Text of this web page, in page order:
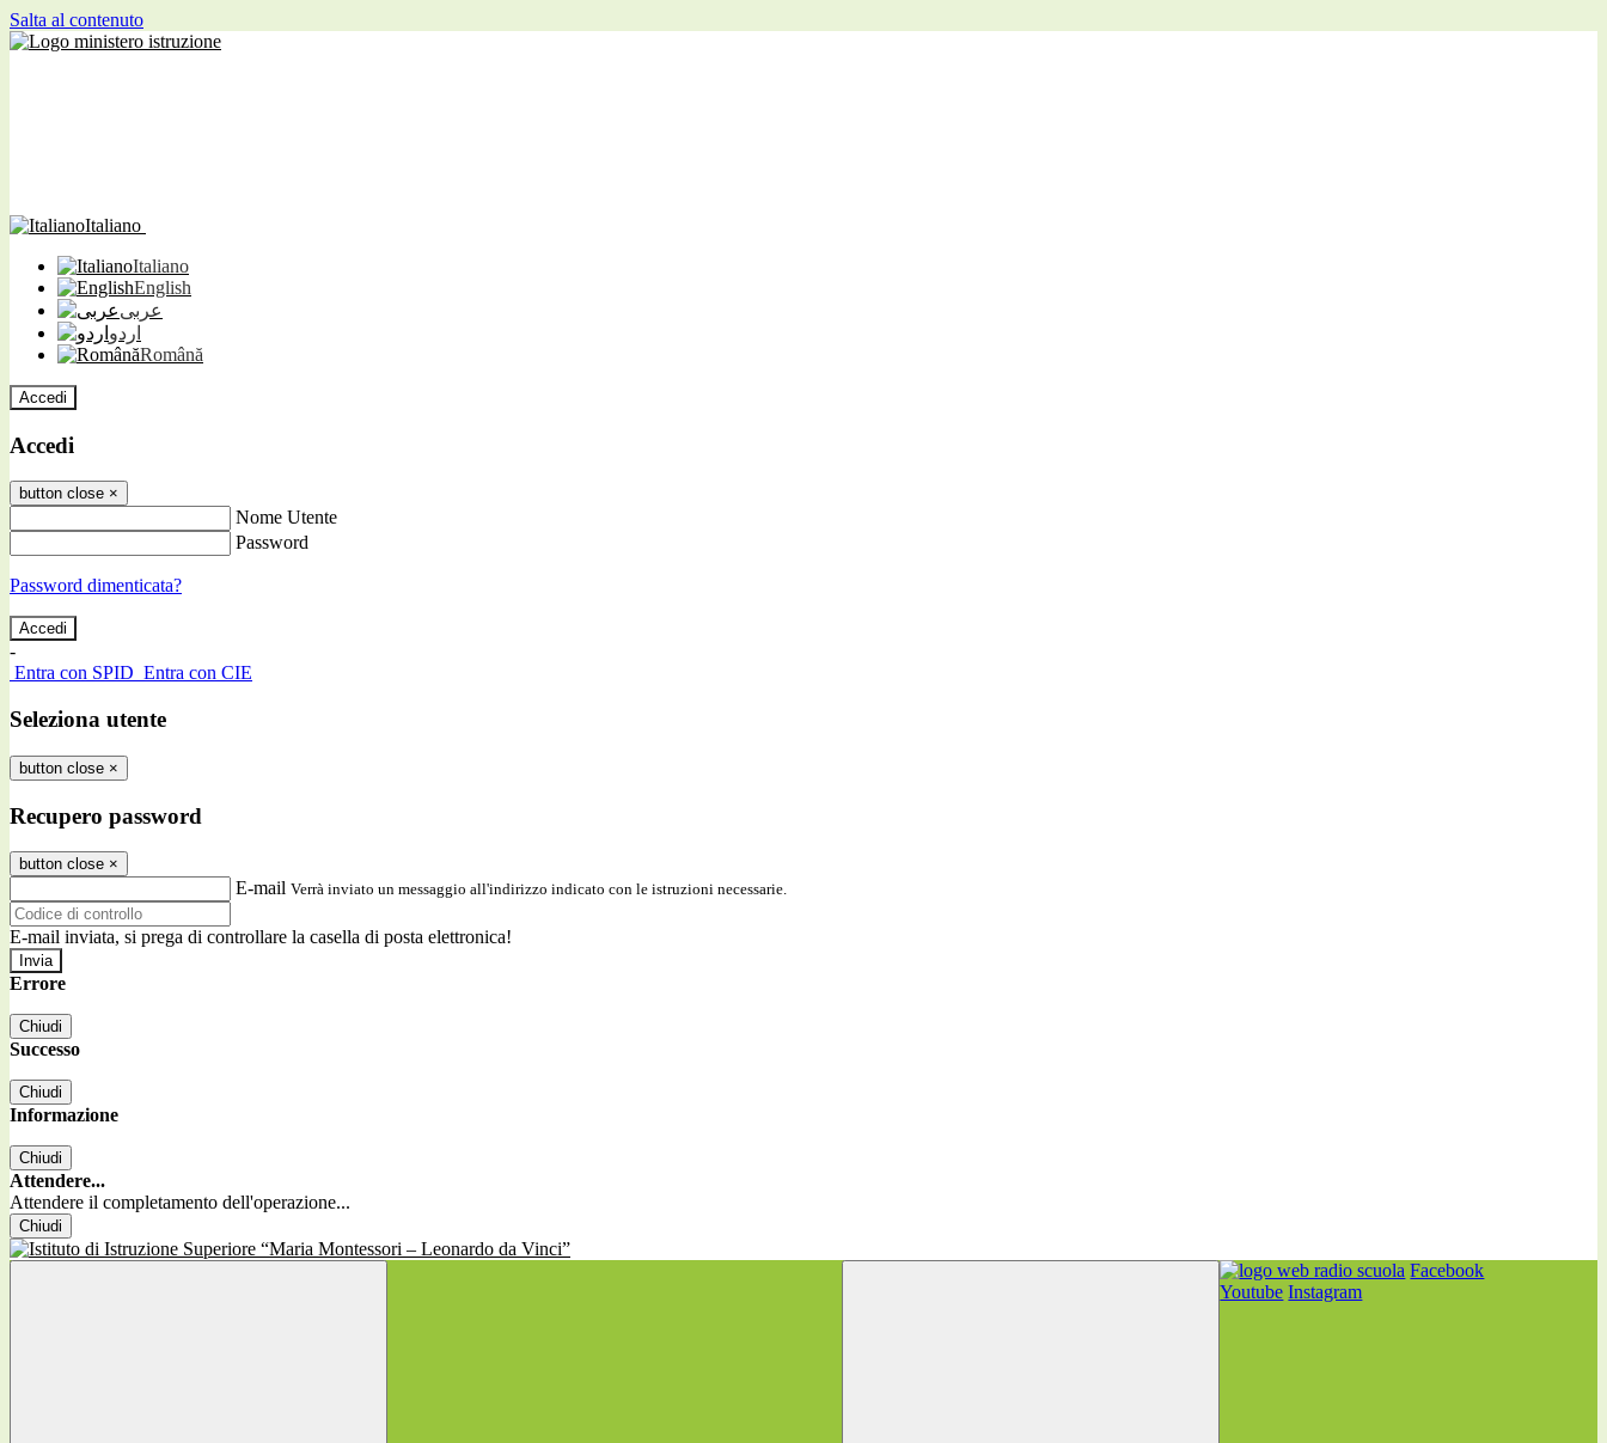
Salta al contenuto
Italiano
Italiano
English
عربى
اردو
Română
Accedi
Accedi
button close ×
Nome Utente
Password
Password dimenticata?
-
Entra con SPID Entra con CIE
Seleziona utente
button close ×
Recupero password
button close ×
E-mail Verrà inviato un messaggio all'indirizzo indicato con le istruzioni necessarie.
E-mail inviata, si prega di controllare la casella di posta elettronica!
Errore
Chiudi
Successo
Chiudi
Informazione
Chiudi
Attendere...
Attendere il completamento dell'operazione...
Chiudi
Facebook
Youtube Instagram